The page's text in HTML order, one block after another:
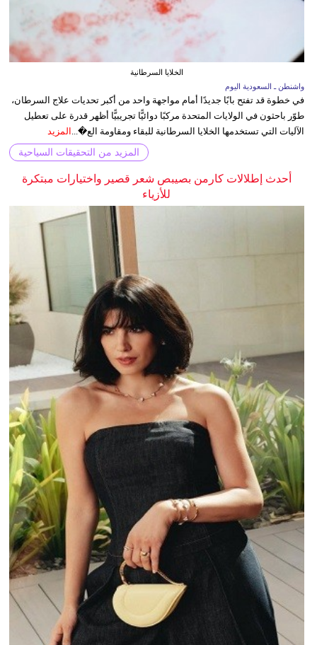
الخلايا السرطانية
واشنطن ـ السعودية اليوم
في خطوة قد تفتح بابًا جديدًا أمام مواجهة واحد من أكبر تحديات علاج السرطان،
طوّر باحثون في الولايات المتحدة مركبًا دوائيًّا تجريبيًّا أظهر قدرة على تعطيل
الآليات التي تستخدمها الخلايا السرطانية للبقاء ومقاومة الع�...
المزيد
المزيد من التحقيقات السياحية
أحدث إطلالات كارمن بصيبص شعر قصير واختيارات مبتكرة
للأزياء